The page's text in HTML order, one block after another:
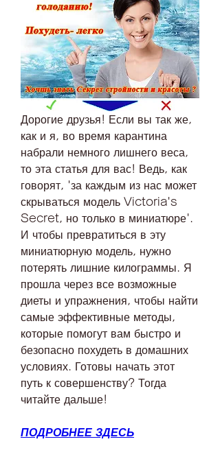
Дорогие друзья! Если вы так же,
как и я, во время карантина
набрали немного лишнего веса,
то эта статья для вас! Ведь, как
говорят, 'за каждым из нас может
скрываться модель Victoria's
Secret, но только в миниатюре'.
И чтобы превратиться в эту
миниатюрную модель, нужно
потерять лишние килограммы. Я
прошла через все возможные
диеты и упражнения, чтобы найти
самые эффективные методы,
которые помогут вам быстро и
безопасно похудеть в домашних
условиях. Готовы начать этот
путь к совершенству? Тогда
читайте дальше!
ПОДРОБНЕЕ ЗДЕСЬ